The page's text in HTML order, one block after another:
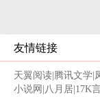
友情链接
天翼阅读 腾讯文学
小说网 八月居 17K